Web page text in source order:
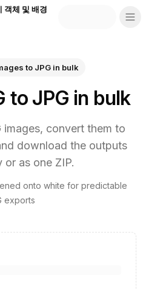
객체 및 배경
to JPG in bulk
to JPG in bulk
images, convert them to
download the outputs
or as one ZIP.
onto white for predictable
exports